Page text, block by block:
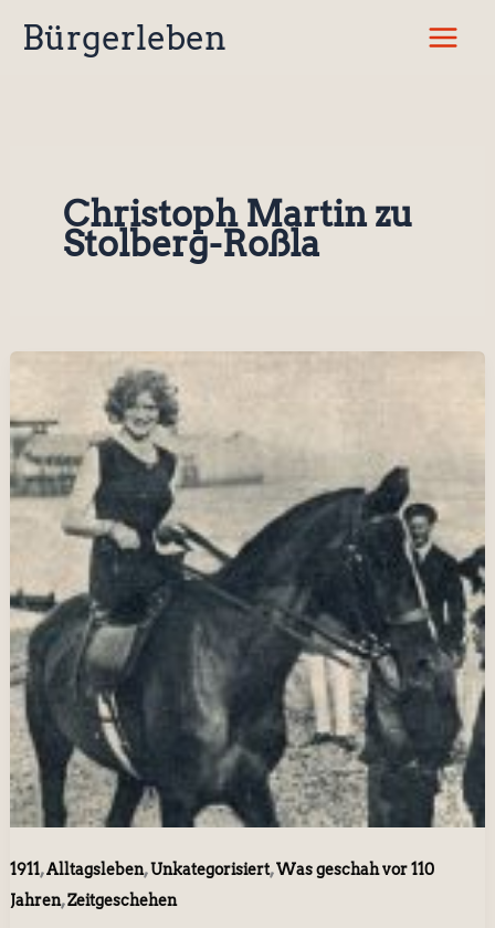
InhaltBürgerleben
Christoph Martin zu
Stolberg-Roßla
1911,Alltagsleben,Unkategorisiert,Was geschah vor 110
Jahren,Zeitgeschehen